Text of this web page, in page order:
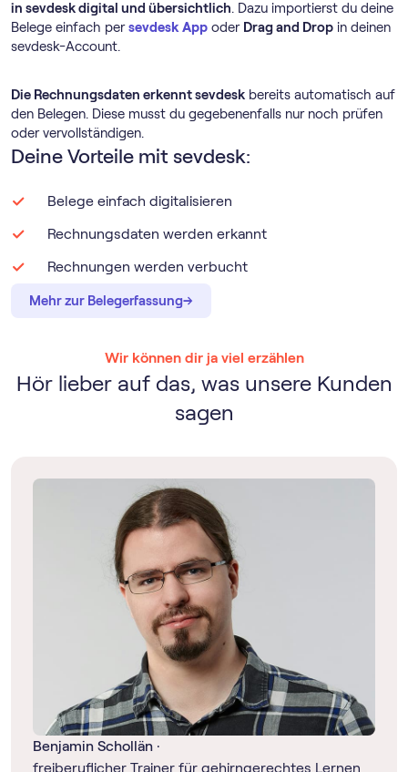
in sevdesk digital und übersichtlich. Dazu importierst du deine
Belege einfach persevdesk App oder Drag and Drop in deinen
sevdesk-Account.
Die Rechnungsdaten erkennt sevdesk bereits automatisch auf
den Belegen. Diese musst du gegebenenfalls nur noch prüfen
oder vervollständigen.
Deine Vorteile mit sevdesk:
Belege einfach digitalisieren
Rechnungsdaten werden erkannt
Rechnungen werden verbucht
Mehr zur Belegerfassung→
→
Wir können dir ja viel erzählen
Hör lieber auf das, was unsere Kunden
sagen
Benjamin Schollän ·
freiberuflicher Trainer für gehirngerechtes Lernen